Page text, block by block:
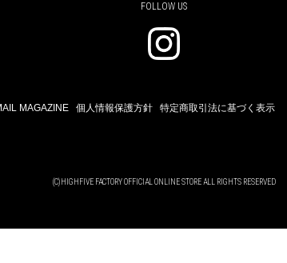
FOLLOW US
MAGAZINE 個人情報保護方針 特定商取引法に基づく表示
(C)HIGHFIVE FACTORY OFFICIAL ONLINE STORE ALL RIGHTS RESERVED